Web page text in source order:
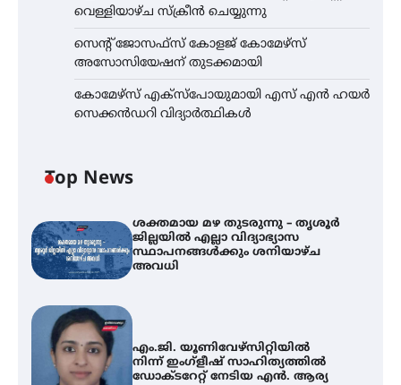
വെള്ളിയാഴ്ച സ്‌ക്രീൻ ചെയ്യുന്നു
സെന്റ് ജോസഫ്സ് കോളജ് കോമേഴ്‌സ്
അസോസിയേഷന് തുടക്കമായി
കോമേഴ്സ് എക്സ്പോയുമായി എസ് എൻ ഹയർ
സെക്കൻഡറി വിദ്യാർത്ഥികൾ
Top News
ശക്തമായ മഴ തുടരുന്നു – തൃശൂർ
ജില്ലയിൽ എല്ലാ വിദ്യാഭ്യാസ
സ്ഥാപനങ്ങൾക്കും ശനിയാഴ്ച
അവധി
എം.ജി. യൂണിവേഴ്‌സിറ്റിയിൽ
നിന്ന് ഇംഗ്ളീഷ് സാഹിത്യത്തിൽ
ഡോക്ടറേറ്റ് നേടിയ എൻ. ആര്യ